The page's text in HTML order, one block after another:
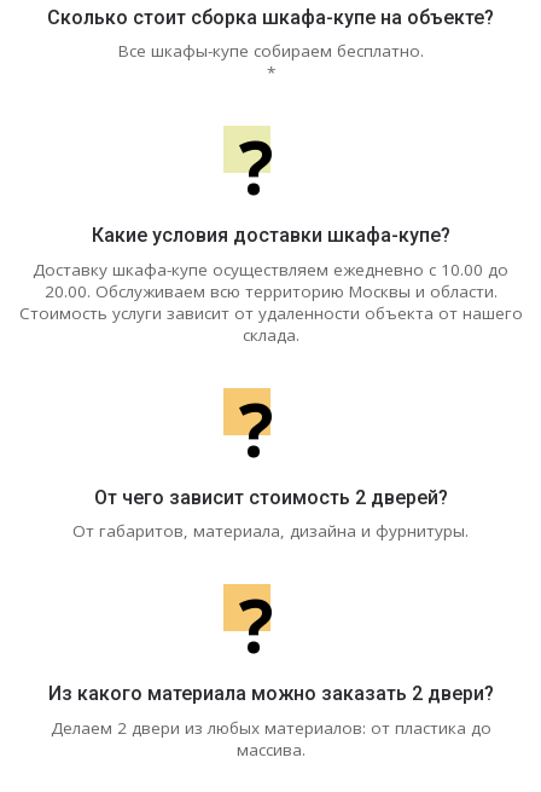
Сколько стоит сборка шкафа-купе на объекте?
Все шкафы-купе собираем бесплатно.
*
?
Какие условия доставки шкафа-купе?
Доставку шкафа-купе осуществляем ежедневно с 10.00 до
20.00. Обслуживаем всю территорию Москвы и области.
Стоимость услуги зависит от удаленности объекта от нашего
склада.
?
От чего зависит стоимость 2 дверей?
От габаритов, материала, дизайна и фурнитуры.
?
Из какого материала можно заказать 2 двери?
Делаем 2 двери из любых материалов: от пластика до
массива.